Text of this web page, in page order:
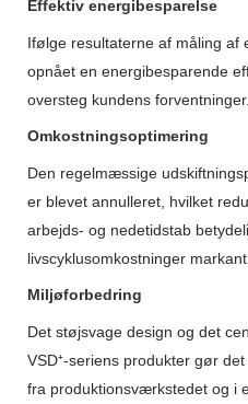
Effektiv energibesparelse
Ifølge resultaterne af måling af
opnået en energibesparende
oversteg kundens forventninger.
Omkostningsoptimering
Den regelmæssige
er blevet annulleret, hvilket
arbejds- og nedetidstab
livscyklusomkostninger
Miljøforbedring
Det støjsvage design og det
VSD⁺-seriens produkter gør
fra produktionsværkstedet og i